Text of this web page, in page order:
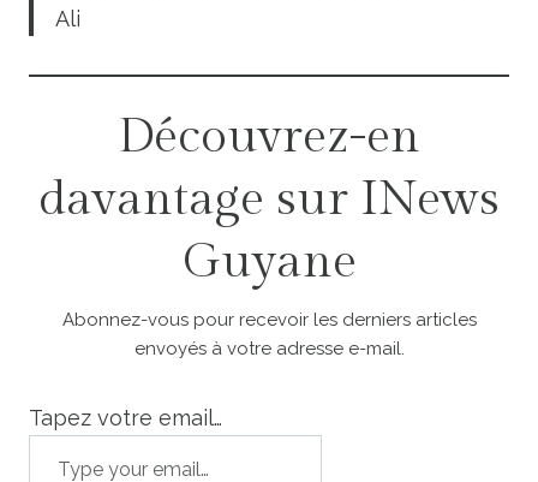
Ali
Découvrez-en
davantage sur INews
Guyane
Abonnez-vous pour recevoir les derniers articles
envoyés à votre adresse e-mail.
Tapez votre email…